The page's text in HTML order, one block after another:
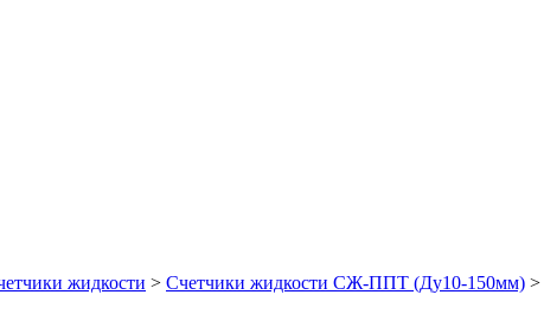
жидкости > Счетчики жидкости СЖ-ППТ (Ду10-150мм) >